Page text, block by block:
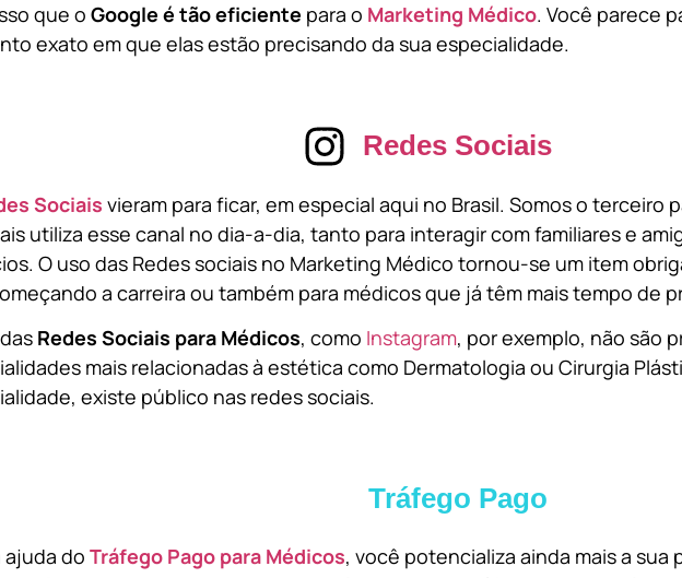
que o Google é tão eficiente para o Marketing Médico. Você parece
exato em que elas estão precisando da sua especialidade.
Redes Sociais
Sociais vieram para ficar, em especial aqui no Brasil. Somos o terceiro
utiliza esse canal no dia-a-dia, tanto para interagir com familiares e
O uso das Redes sociais no Marketing Médico tornou-se um item
a carreira ou também para médicos que já têm mais tempo de
Redes Sociais para Médicos, como Instagram, por exemplo, não são
mais relacionadas à estética como Dermatologia ou Cirurgia
existe público nas redes sociais.
Tráfego Pago
ajuda do Tráfego Pago para Médicos, você potencializa ainda mais a sua